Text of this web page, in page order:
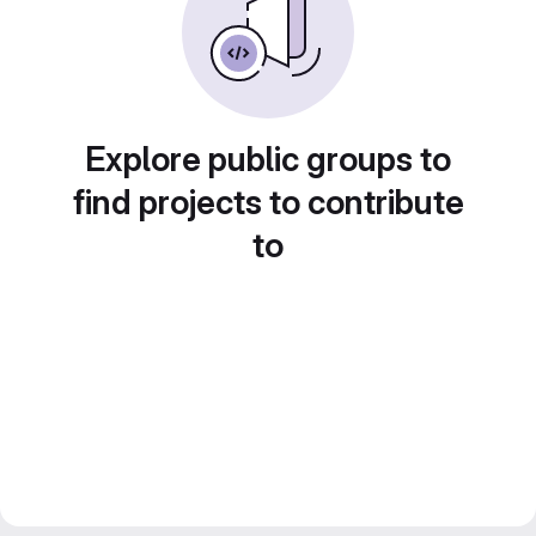
Explore public groups to
find projects to contribute
to